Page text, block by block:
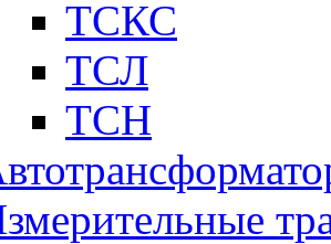
ТСКС
ТСЛ
ТСН